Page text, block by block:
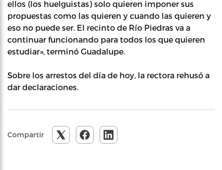
ellos (los huelguistas) solo quieren imponer sus
propuestas como las quieren y cuando las quieren y
eso no puede ser. El recinto de Río Piedras va a
continuar funcionando para todos los que quieren
estudiar», terminó Guadalupe.
Sobre los arrestos del día de hoy, la rectora rehusó a
dar declaraciones.
Compartir